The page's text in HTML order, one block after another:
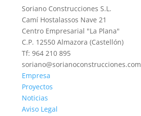
Soriano Construcciones S.L.
Camí Hostalassos Nave 21
Centro Empresarial "La Plana"
C.P. 12550 Almazora (Castellón)
Tf: 964 210 895
soriano@sorianoconstrucciones.com
Empresa
Proyectos
Noticias
Aviso Legal